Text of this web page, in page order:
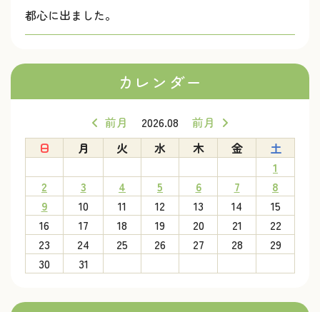
都心に出ました。
カレンダー
前月 2026.08
前月
日
月 火 水 木 金
土
1
2
3 4 5 6 7
8
9
10 11 12 13 14
15
16
17 18 19 20 21
22
23
24 25 26 27 28
29
30
31